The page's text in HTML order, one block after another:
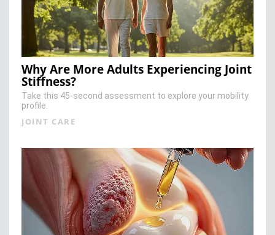
Why Are More Adults Experiencing Joint
Stiffness?
Take this 45-second assessment to explore your mobility
profile.
JOINT CARE